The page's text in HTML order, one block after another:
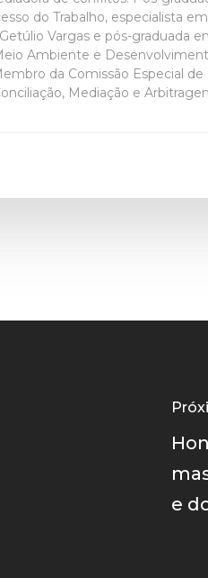
do Trabalho, especialista
Vargas e pós-graduada
Ambiente e
da Comissão Especial
Mediação e
e